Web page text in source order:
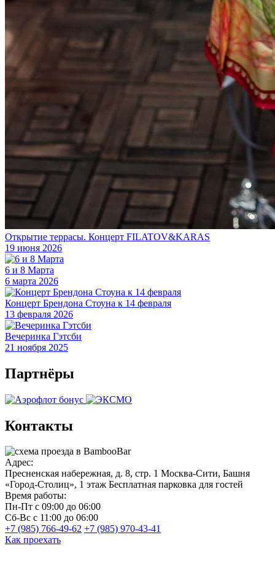
Открытие террасы. Концерт FILATOV&KARAS
19 июня 2026
6 и 8 Марта
6 марта 2026
Концерт Брендона Стоуна к 14 февраля
13 февраля 2026
Вечеринка Гэтсби
21 ноября 2025
Партнёры
Контакты
Адрес:
Пресненская набережная, д. 8, стр. 1 Москва-Сити, Башня
«Город-Столиц», 1 этаж Бесплатная парковка для гостей
Время работы:
Пн-Пт с 09:00 до 06:00
Сб-Вс с 11:00 до 06:00
+7 (985) 766-49-62 +7 (985) 970-43-41
Как проехать